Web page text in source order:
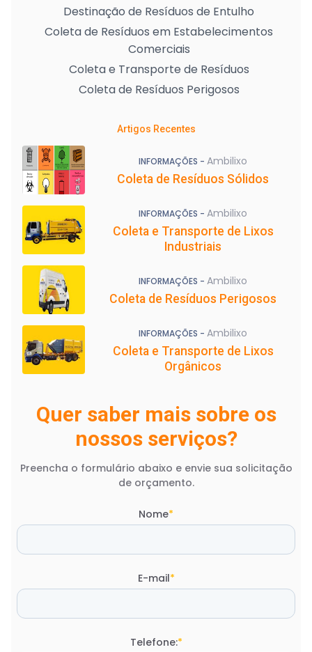
Destinação de Resíduos de Entulho
Coleta de Resíduos em Estabelecimentos
Comerciais
Coleta e Transporte de Resíduos
Coleta de Resíduos Perigosos
Artigos Recentes
INFORMAÇÕES - Ambilixo
Coleta de Resíduos Sólidos
INFORMAÇÕES - Ambilixo
Coleta e Transporte de Lixos
Industriais
INFORMAÇÕES - Ambilixo
Coleta de Resíduos Perigosos
INFORMAÇÕES - Ambilixo
Coleta e Transporte de Lixos
Orgânicos
Quer saber mais sobre os
nossos serviços?
Preencha o formulário abaixo e envie sua solicitação
de orçamento.
Nome*
E-mail*
Telefone:*